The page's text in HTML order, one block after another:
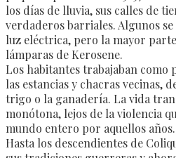
los días de lluvia, sus calles de
verdaderos barriales. Algunos
luz eléctrica, pero la mayor
lámparas de Kerosene.
Los habitantes trabajaban como
las estancias y chacras vecinas,
trigo o la ganadería. La vida
monótona, lejos de la violencia
mundo entero por aquellos años.
Hasta los descendientes de